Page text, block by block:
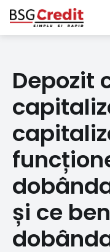
Depozit
și ce